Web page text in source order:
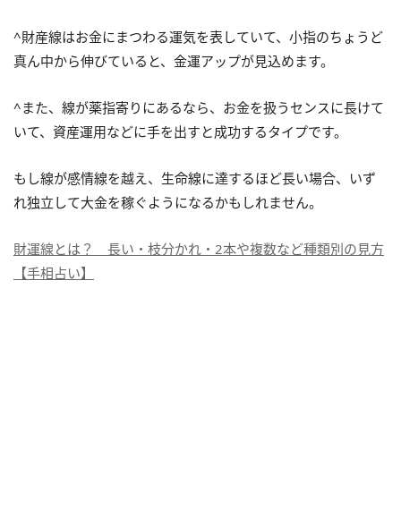
^財産線はお金にまつわる運気を表していて、小指のちょうど
真ん中から伸びていると、金運アップが見込めます。
^また、線が薬指寄りにあるなら、お金を扱うセンスに長けて
いて、資産運用などに手を出すと成功するタイプです。
もし線が感情線を越え、生命線に達するほど長い場合、いず
れ独立して大金を稼ぐようになるかもしれません。
財運線とは？ 長い・枝分かれ・2本や複数など種類別の見方
【手相占い】